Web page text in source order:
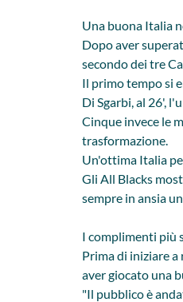
Una buona Italia
Dopo aver
secondo dei tre
Il primo tempo si
Di Sgarbi, al 26',
Cinque invece le
trasformazione.
Un'ottima Italia
Gli All Blacks
sempre in ansia
I complimenti più
Prima di iniziare
aver giocato una
"Il pubblico è